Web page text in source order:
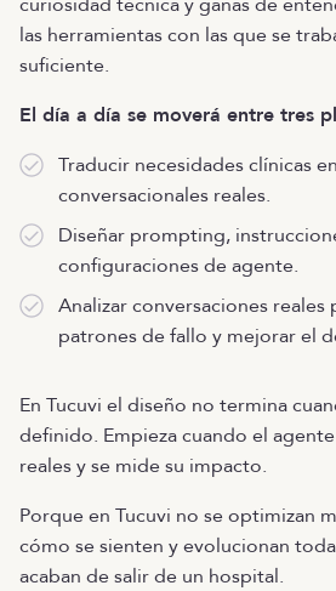
las herramientas con las que se
suficiente.
El día a día se moverá entre tres
Traducir necesidades clínicas
conversacionales reales.
Diseñar prompting,
configuraciones de agente.
Analizar conversaciones reales
patrones de fallo y mejorar el
En Tucuvi el diseño no termina
definido. Empieza cuando el
reales y se mide su impacto.
Porque en Tucuvi no se optimizan
cómo se sienten y evolucionan
acaban de salir de un hospital.